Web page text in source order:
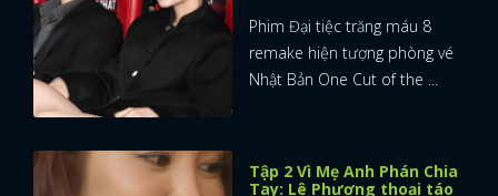
Phim Đại tiệc trăng máu 8
remake hiện tượng phòng vé
Nhật Bản One Cut of the ...
Tập 2 Vì Mẹ Anh Phán Chia
Tay: Lê Phương thoại táo